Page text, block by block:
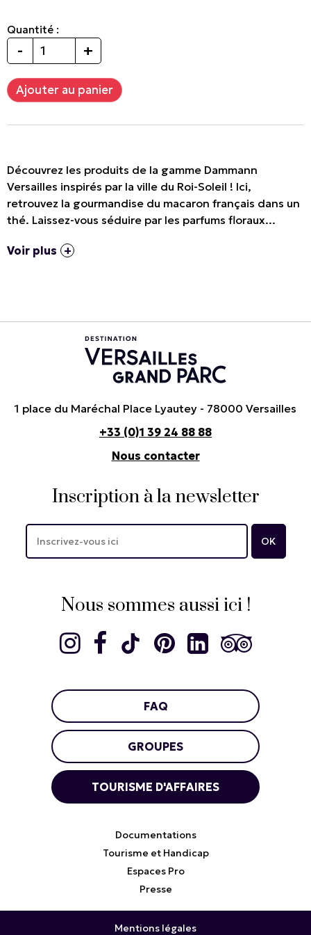
Quantité :
- +
Découvrez les produits de la gamme Dammann
Versailles inspirés par la ville du Roi-Soleil ! Ici,
retrouvez la gourmandise du macaron français dans un
thé. Laissez-vous séduire par les parfums floraux...
Voir plus
1 place du Maréchal Place Lyautey - 78000 Versailles
+33 (0)1 39 24 88 88
Nous contacter
Inscription à la newsletter
Nous sommes aussi ici !
FAQ
GROUPES
TOURISME D'AFFAIRES
Documentations
Tourisme et Handicap
Espaces Pro
Presse
Mentions légales